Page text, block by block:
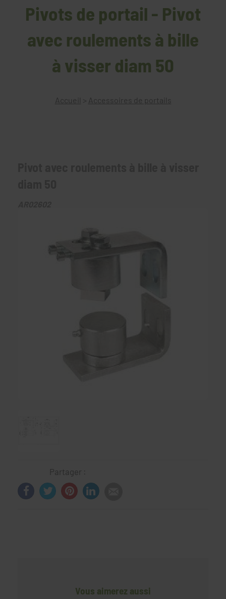
Pivots de portail - Pivot
avec roulements à bille
à visser diam 50
Accueil > Accessoires de portails
Partager :
Vous aimerez aussi